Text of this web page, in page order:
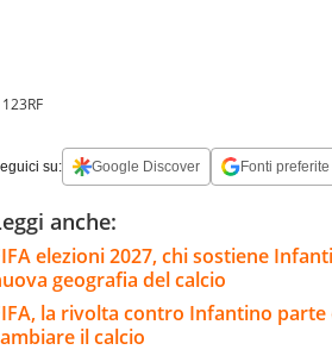
123RF
su: Google Discover Fonti preferite
anche:
elezioni 2027, chi sostiene
geografia del calcio
la rivolta contro Infantino parte
il calcio